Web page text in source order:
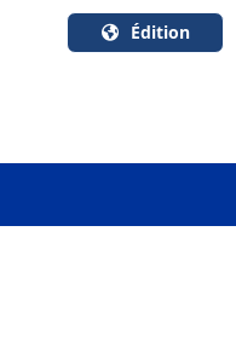
Édition
Canada